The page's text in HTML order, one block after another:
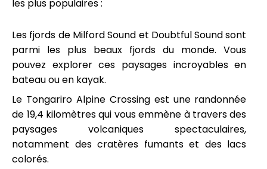
les plus populaires :
Les fjords de Milford Sound et Doubtful Sound sont
parmi les plus beaux fjords du monde. Vous
pouvez explorer ces paysages incroyables en
bateau ou en kayak.
Le Tongariro Alpine Crossing est une randonnée
de 19,4 kilomètres qui vous emmène à travers des
paysages volcaniques spectaculaires,
notamment des cratères fumants et des lacs
colorés.